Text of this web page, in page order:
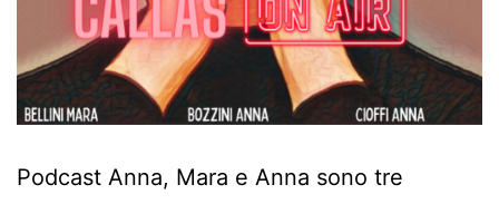
Podcast Anna, Mara e Anna sono tre